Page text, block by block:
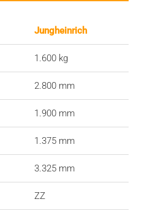
Jungheinrich
1.600 kg
2.800 mm
1 .900 mm
1.375 mm
3.325 mm
ZZ